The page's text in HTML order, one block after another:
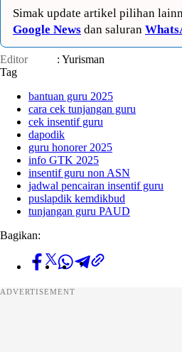
Simak update artikel pilihan
Google News dan saluran
Editor
: Yurisman
Tag
bantuan guru 2025
cara cek tunjangan guru
cek insentif guru
dapodik
guru honorer 2025
info GTK 2025
insentif guru non ASN
jadwal pencairan insentif guru
puslapdik kemdikbud
tunjangan guru PAUD
Bagikan:
ADVERTISEMENT